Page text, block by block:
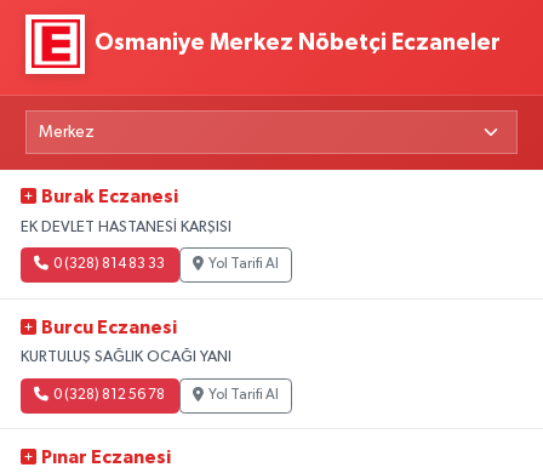
Osmaniye Merkez Nöbetçi Eczaneler
Burak Eczanesi
EK DEVLET HASTANESİ KARŞISI
0 (328) 814 83 33 Yol Tarifi Al
Burcu Eczanesi
KURTULUŞ SAĞLIK OCAĞI YANI
0 (328) 812 56 78 Yol Tarifi Al
Pınar Eczanesi